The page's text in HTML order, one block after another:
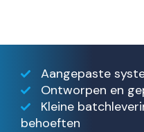
Aangepaste
Ontworpen en
Kleine
behoeften